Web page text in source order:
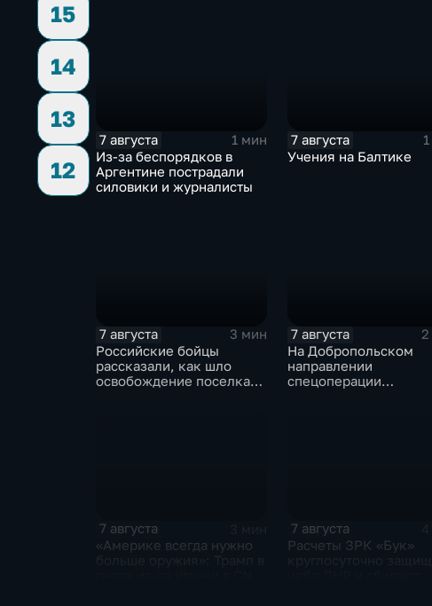
15
14
13
12
7 августа
1 мин
Из-за беспорядков в
Аргентине пострадали
силовики и журналисты
7 августа
Учения на Балтике
7 августа
3 мин
Российские бойцы
рассказали, как шло
освобождение поселка
7 августа
На Добропольском
направлении
спецоперации
7 августа
«Америке всегда нужно
7 августа
Расчеты ЗРК «Бук»